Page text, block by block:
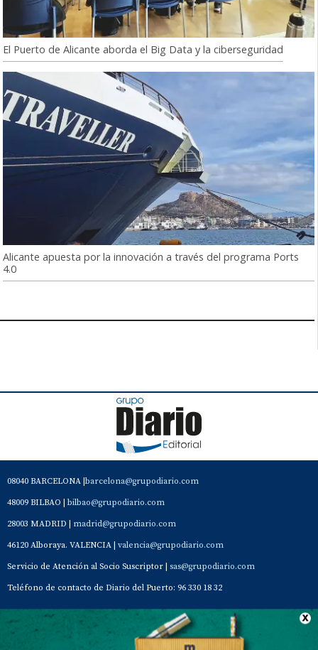
El Puerto de Alicante aborda el Big Data y la ciberseguridad
Alicante apuesta por la innovación a través del programa Ports
4.0
08040 BARCELONA | barcelona@grupodiario.com
48009 BILBAO | bilbao@grupodiario.com
28003 MADRID | madrid@grupodiario.com
46120 Alboraya. VALENCIA | valencia@grupodiario.com
Servicio de Atención al Socio Suscriptor | sas@grupodiario.com
Teléfono de contacto de Diario del Puerto: 96 330 18 32
Contacto Aviso Legal Quiénes somos Política de privacidad